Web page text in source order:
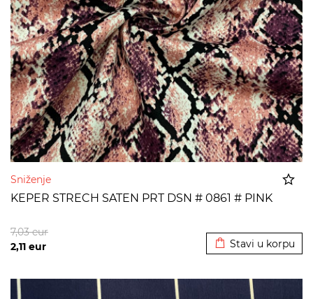
Sniženje
KEPER STRECH SATEN PRT DSN # 0861 # PINK
2,11 eur
7,03eur
Stavi u korpu